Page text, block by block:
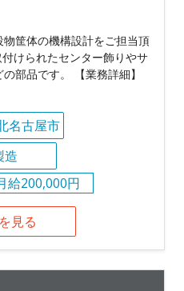
筐体の機構設計をご担当頂
けられたセンター飾りやサ
部品です。 【業務詳細】
名古屋市
造
給200,000円
見る